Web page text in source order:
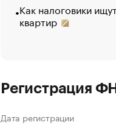
Как налоговики
квартир
Регистрация
Дата регистрации